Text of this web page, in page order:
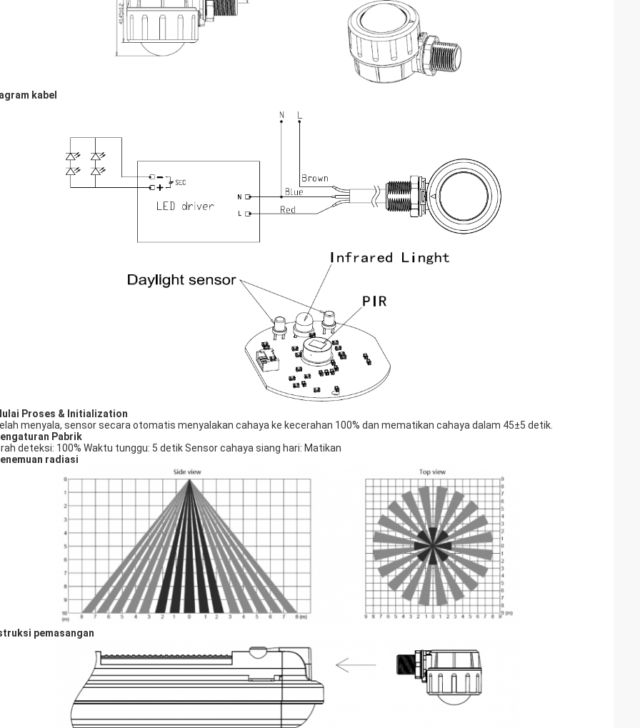
kabel
Proses & Initialization
menyala, sensor secara otomatis menyalakan cahaya ke kecerahan 100% dan mematikan cahaya dalam 45±5 detik.
Pabrik
deteksi: 100% Waktu tunggu: 5 detik Sensor cahaya siang hari: Matikan
radiasi
pemasangan